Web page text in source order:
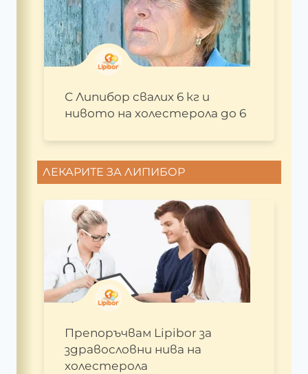
С Липибор свалих 6 кг и
нивото на холестерола до 6
ЛЕКАРИТЕ ЗА ЛИПИБОР
Препоръчвам Lipibor за
здравословни нива на
холестерола